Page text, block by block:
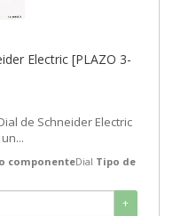
Electric [PLAZO 3-
de Schneider Electric
componenteDial Tipo de
+